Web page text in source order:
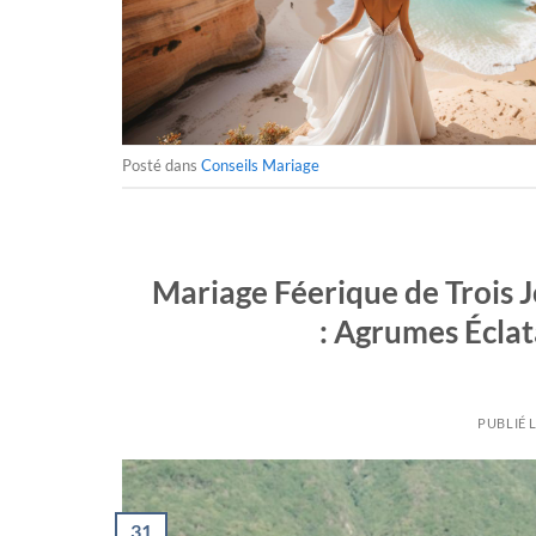
Posté dans Conseils Mariage
Mariage Féerique de Trois
: Agrumes
PUBLIÉ
31